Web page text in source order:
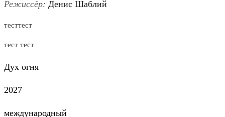
Режиссёр: Денис Шаблий
тесттест
тест тест
Дух огня
2027
международный